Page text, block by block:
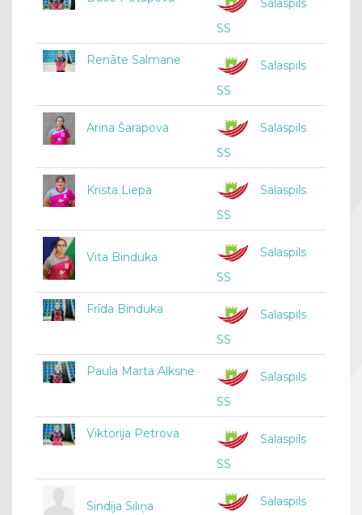
Salaspils
SS
Renāte Salmane
Salaspils
SS
Arina Šarapova
Salaspils
SS
Krista Liepa
Salaspils
SS
Vita Binduka
Salaspils
SS
Frīda Binduka
Salaspils
SS
Paula Marta Alksne
Salaspils
SS
Viktorija Petrova
Salaspils
SS
Sindija Siliņa
Salaspils